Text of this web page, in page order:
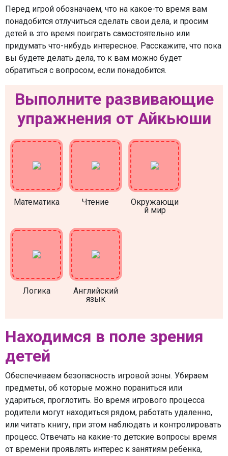
Перед игрой обозначаем, что на какое-то время вам
понадобится отлучиться сделать свои дела, и просим
детей в это время поиграть самостоятельно или
придумать что-нибудь интересное. Расскажите, что пока
вы будете делать дела, то к вам можно будет
обратиться с вопросом, если понадобится.
Выполните развивающие
упражнения от Айкьюши
Математика Чтение
Окружающи
й мир
Логика
Английский
язык
Находимся в поле зрения
детей
Обеспечиваем безопасность игровой зоны. Убираем
предметы, об которые можно пораниться или
удариться, проглотить. Во время игрового процесса
родители могут находиться рядом, работать удаленно,
или читать книгу, при этом наблюдать и контролировать
процесс. Отвечать на какие-то детские вопросы время
от времени проявлять интерес к занятиям ребёнка,